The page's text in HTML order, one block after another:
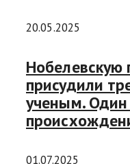
20.05.2025
присудили
ученым. Один
01.07.2025